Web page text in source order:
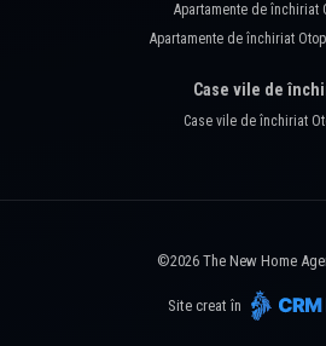
Apartamente de închiriat
Apartamente de închiriat
Case vile de
Case vile de închiriat
©2026 The New Home
Site creat în